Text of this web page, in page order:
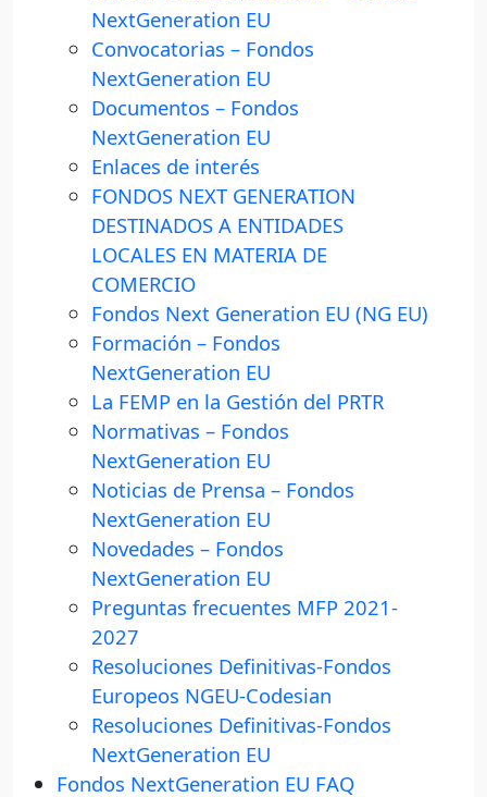
NextGeneration EU
Convocatorias – Fondos
NextGeneration EU
Documentos – Fondos
NextGeneration EU
Enlaces de interés
FONDOS NEXT GENERATION
DESTINADOS A ENTIDADES
LOCALES EN MATERIA DE
COMERCIO
Fondos Next Generation EU (NG EU)
Formación – Fondos
NextGeneration EU
La FEMP en la Gestión del PRTR
Normativas – Fondos
NextGeneration EU
Noticias de Prensa – Fondos
NextGeneration EU
Novedades – Fondos
NextGeneration EU
Preguntas frecuentes MFP 2021-
2027
Resoluciones Definitivas-Fondos
Europeos NGEU-Codesian
Resoluciones Definitivas-Fondos
NextGeneration EU
Fondos NextGeneration EU FAQ